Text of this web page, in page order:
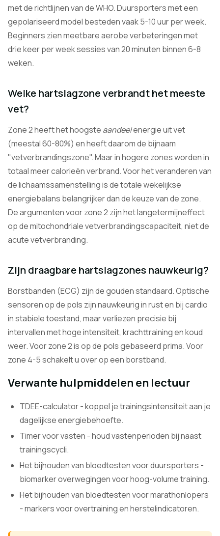
met de richtlijnen van de WHO. Duursporters met een
gepolariseerd model besteden vaak 5-10 uur per week.
Beginners zien meetbare aerobe verbeteringen met
drie keer per week sessies van 20 minuten binnen 6-8
weken.
Welke hartslagzone verbrandt het meeste
vet?
Zone 2 heeft het hoogste aandeelenergie uit vet
(meestal 60-80%) en heeft daarom de bijnaam
"vetverbrandingszone". Maar in hogere zones worden in
totaal meer calorieën verbrand. Voor het veranderen van
de lichaamssamenstelling is de totale wekelijkse
energiebalans belangrijker dan de keuze van de zone.
De argumenten voor zone 2 zijn het langetermijneffect
op de mitochondriale vetverbrandingscapaciteit, niet de
acute vetverbranding.
Zijn draagbare hartslagzones nauwkeurig?
Borstbanden (ECG) zijn de gouden standaard. Optische
sensoren op de pols zijn nauwkeurig in rust en bij cardio
in stabiele toestand, maar verliezen precisie bij
intervallen met hoge intensiteit, krachttraining en koud
weer. Voor zone 2 is op de pols gebaseerd prima. Voor
zone 4-5 schakelt u over op een borstband.
Verwante hulpmiddelen en lectuur
TDEE-calculator- koppel je trainingsintensiteit aan je
dagelijkse energiebehoefte.
Timer voor vasten - houd vastenperioden bij naast
trainingscycli.
Het bijhouden van bloedtesten voor duursporters -
biomarker overwegingen voor hoog-volume training.
Het bijhouden van bloedtesten voor marathonlopers
- markers voor overtraining en herstelindicatoren.